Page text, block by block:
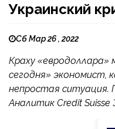
Украинский
Сб Мар 26 , 2022
Краху
сегодня» экономист,
непростая ситуация.
Аналитик Credit